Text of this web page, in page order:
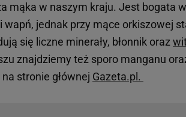
mąka w naszym kraju. Jest bogata
jednak przy mące orkiszowej
się liczne minerały, błonnik oraz
znajdziemy też sporo manganu
stronie głównej Gazeta.pl.